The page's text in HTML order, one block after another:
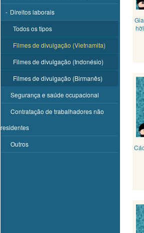
- Direitos laborais
Todos os tipos
Filmes de divulgação (Vietnamita)
Filmes de divulgação (Indonésio)
Filmes de divulgação (Birmanês)
Segurança e saúde ocupacional
Contratação de trabalhadores não
residentes
Outros